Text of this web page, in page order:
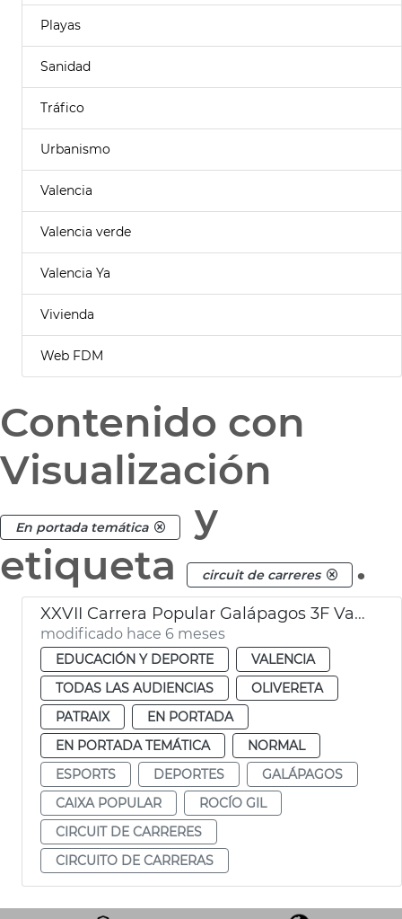
Playas
Sanidad
Tráfico
Urbanismo
Valencia
Valencia verde
Valencia Ya
Vivienda
Web FDM
Contenido con
Visualización
En portada temática
y
etiqueta
circuit de carreres .
XXVII Carrera Popular Galápagos 3F València 2026
modificado hace 6 meses
EDUCACIÓN Y DEPORTE
VALENCIA
TODAS LAS AUDIENCIAS
OLIVERETA
PATRAIX
EN PORTADA
EN PORTADA TEMÁTICA
NORMAL
ESPORTS
DEPORTES
GALÁPAGOS
CAIXA POPULAR
ROCÍO GIL
CIRCUIT DE CARRERES
CIRCUITO DE CARRERAS